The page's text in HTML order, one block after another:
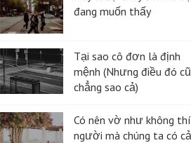
đang muốn thấy
Tại sao cô đơn là định
mệnh (Nhưng điều đó
chẳng sao cả)
Có nên vờ như không
người mà chúng ta có